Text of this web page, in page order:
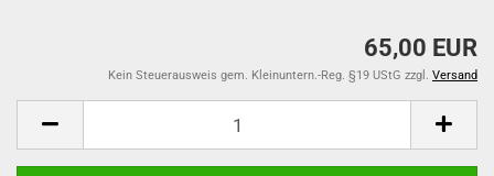
65,00 EUR
Kein Steuerausweis gem. Kleinuntern.-Reg. §19 UStG zzgl. Versand